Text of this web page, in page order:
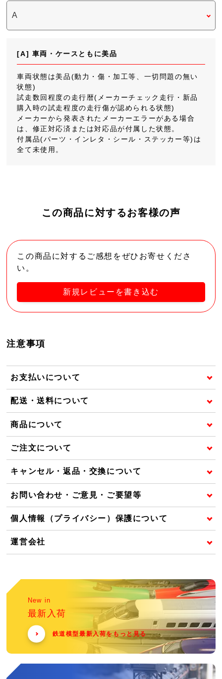
[A] 車両・ケースともに美品
車両状態は美品(動力・傷・加工等、一切問題の無い
状態)
試走数回程度の走行暦(メーカーチェック走行・新品
購入時の試走程度の走行傷が認められる状態)
メーカーから発表されたメーカーエラーがある場合
は、修正対応済または対応品が付属した状態。
付属品(パーツ・インレタ・シール・ステッカー等)は
全て未使用。
この商品に対するお客様の声
この商品に対するご感想をぜひお寄せくださ
い。
新規レビューを書き込む
注意事項
お支払いについて
配送・送料について
商品について
ご注文について
キャンセル・返品・交換について
お問い合わせ・ご意見・ご要望等
個人情報（プライバシー）保護について
運営会社
New in
最新入荷
鉄道模型最新入荷をもっと見る